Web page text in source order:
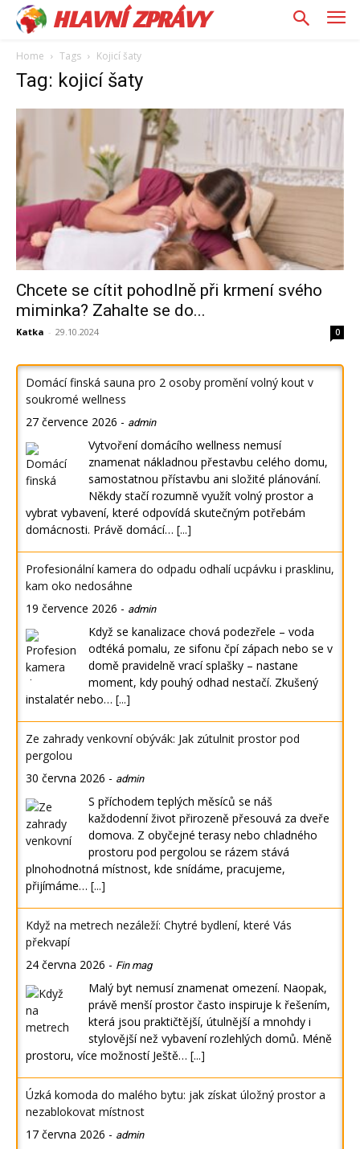
HLAVNÍ ZPRÁVY
Home Tags Kojicí šaty
Tag: kojicí šaty
Chcete se cítit pohodlně při krmení svého
miminka? Zahalte se do...
Katka - 29.10.2024 0
Domácí finská sauna pro 2 osoby promění volný kout v
soukromé wellness
27 července 2026 - admin
Vytvoření domácího wellness nemusí
znamenat nákladnou přestavbu celého domu,
samostatnou přístavbu ani složité plánování.
Někdy stačí rozumně využít volný prostor a
vybrat vybavení, které odpovídá skutečným potřebám
domácnosti. Právě domácí… [...]
Profesionální kamera do odpadu odhalí ucpávku i prasklinu,
kam oko nedosáhne
19 července 2026 - admin
Když se kanalizace chová podezřele – voda
odtéká pomalu, ze sifonu čpí zápach nebo se v
domě pravidelně vrací splašky – nastane
moment, kdy pouhý odhad nestačí. Zkušený
instalatér nebo… [...]
Ze zahrady venkovní obývák: Jak zútulnit prostor pod
pergolou
30 června 2026 - admin
S příchodem teplých měsíců se náš
každodenní život přirozeně přesouvá za dveře
domova. Z obyčejné terasy nebo chladného
prostoru pod pergolou se rázem stává
plnohodnotná místnost, kde snídáme, pracujeme,
přijímáme… [...]
Když na metrech nezáleží: Chytré bydlení, které Vás
překvapí
24 června 2026 - Fin mag
Malý byt nemusí znamenat omezení. Naopak,
právě menší prostor často inspiruje k řešením,
která jsou praktičtější, útulnější a mnohdy i
stylovější než vybavení rozlehlých domů. Méně
prostoru, více možností Ještě… [...]
Úzká komoda do malého bytu: jak získat úložný prostor a
nezablokovat místnost
17 června 2026 - admin